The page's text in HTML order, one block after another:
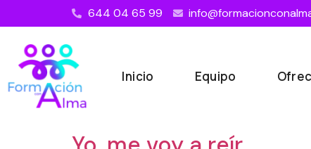
644 04 65 99
Inicio Equipo